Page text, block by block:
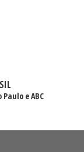
e ABC